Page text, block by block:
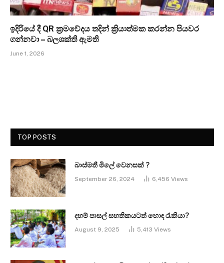
ඉදිරියේ දී QR ක්‍රමවේදය තදින් ක්‍රියාත්මක කරන්න පියවර
ගන්නවා – බලශක්ති ඇමති
June 1, 2026
TOP POSTS
බාස්මතී මිලේ වෙනසක් ?
September 26, 2024 6,456 Views
දහම් පාසල් සහතිකයටත් හොඳ රැකියා?
August 9, 2025 5,413 Views